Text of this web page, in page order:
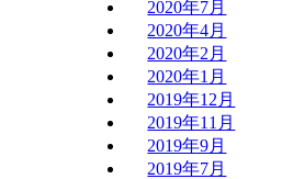
2020年7月
2020年4月
2020年2月
2020年1月
2019年12月
2019年11月
2019年9月
2019年7月